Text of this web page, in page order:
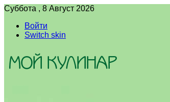
Суббота , 8 Август 2026
Войти
Switch skin